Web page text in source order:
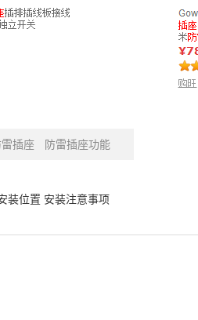
雷插座 防雷插座功能
装位置 安装注意事项